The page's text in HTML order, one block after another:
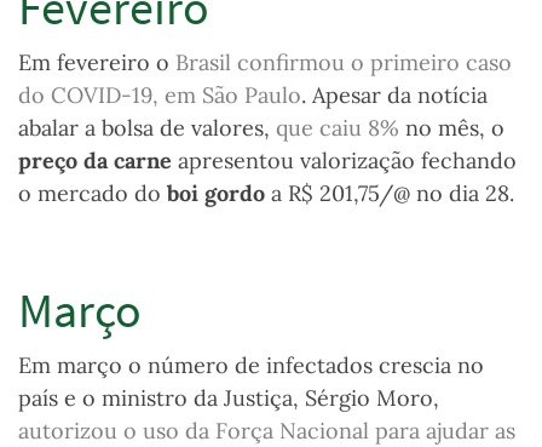
Em fevereiro o Brasil confirmou o primeiro caso
do COVID-19, em São Paulo. Apesar da notícia
abalar a bolsa de valores, que caiu 8% no mês, o
preço da carne apresentou valorização fechando
o mercado do boi gordo a R$ 201,75/@ no dia 28.
Março
Em março o número de infectados crescia no
país e o ministro da Justiça, Sérgio Moro,
autorizou o uso da Força Nacional para ajudar as